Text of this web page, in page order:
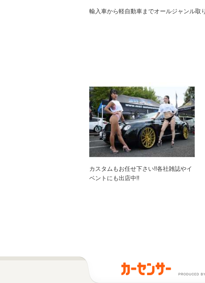
輸入車から軽自動車までオールジャンル取
カスタムもお任せ下さい!!各社雑誌やイ
ベントにも出店中!!